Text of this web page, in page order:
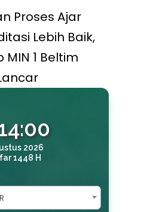
Proses Ajar
Lebih Baik,
1 Beltim
2026
1448 H